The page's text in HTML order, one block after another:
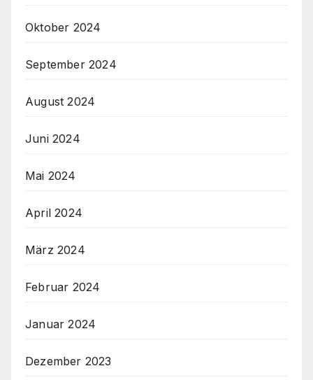
Oktober 2024
September 2024
August 2024
Juni 2024
Mai 2024
April 2024
März 2024
Februar 2024
Januar 2024
Dezember 2023